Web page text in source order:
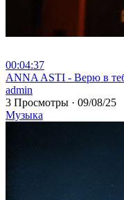
00:04:37
⁣ANNA ASTI - Верю в
admin
3 Просмотры · 09/08/25
Музыка